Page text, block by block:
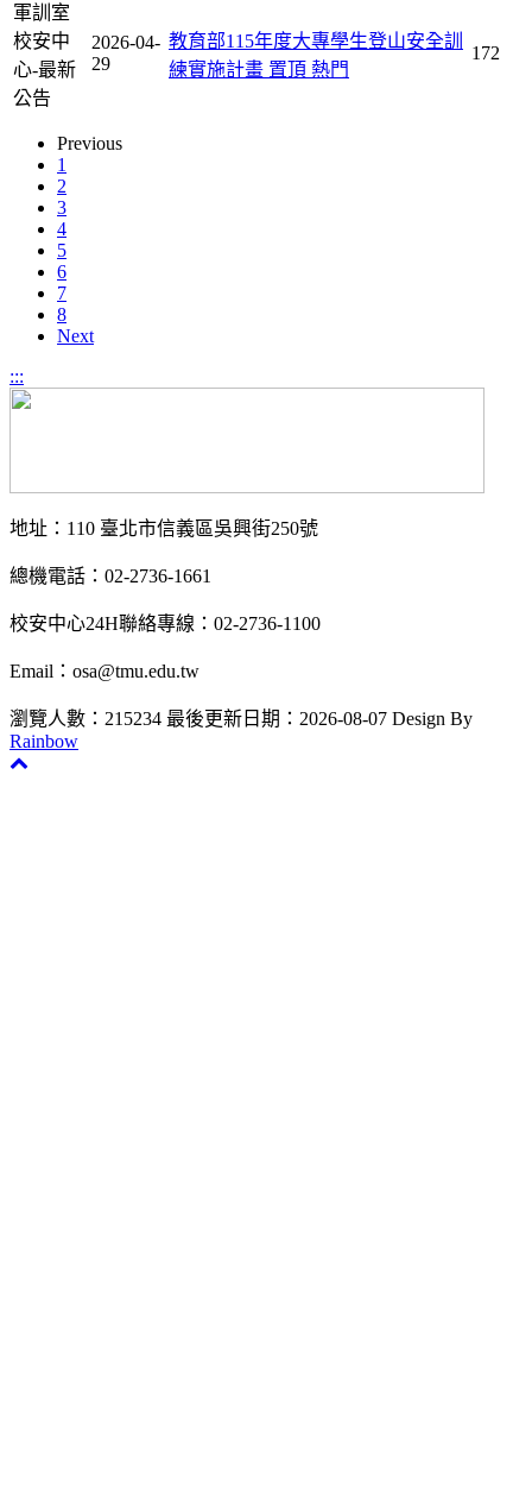
軍訓室
校安中
心-最新
公告
2026-04-
29
教育部115年度大專學生登山安全訓
練實施計畫 置頂 熱門
172
Previous
1
2
3
4
5
6
7
8
Next
:::
地址：110 臺北市信義區吳興街250號
總機電話：02-2736-1661
校安中心24H聯絡專線：02-2736-1100
Email：osa@tmu.edu.tw
瀏覽人數：215234 最後更新日期：2026-08-07 Design By
Rainbow